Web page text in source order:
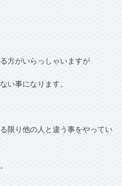
方がいらっしゃいますが
い事になります。
限り他の人と違う事をやってい